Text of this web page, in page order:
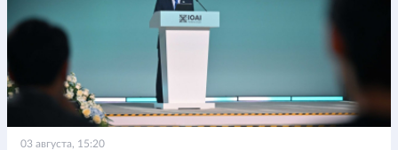
03 августа, 15:20